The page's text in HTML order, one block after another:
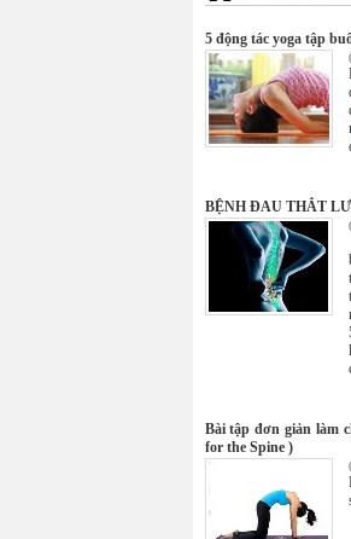
5 động tác yoga tập
BỆNH ĐAU THẮT
Bài tập đơn giản làm
for the Spine )